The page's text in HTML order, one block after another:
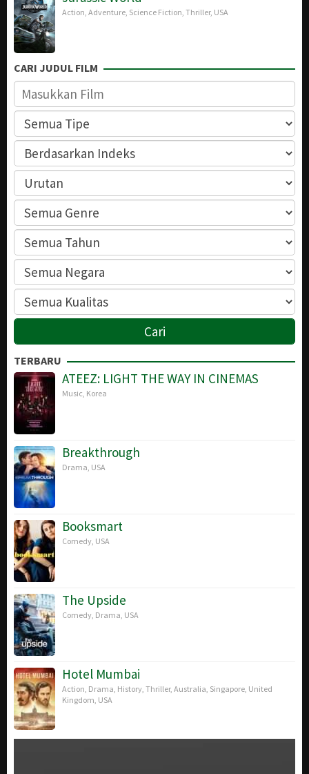
Action Adventure Science Fiction Thriller, USA
CARI JUDUL FILM
TERBARU
ATEEZ: LIGHT THE WAY IN CINEMAS
Music Korea
Breakthrough
Drama USA
Booksmart
Comedy USA
The Upside
Comedy Drama USA
Hotel Mumbai
Action Drama History Thriller, Australia Singapore United
Kingdom USA